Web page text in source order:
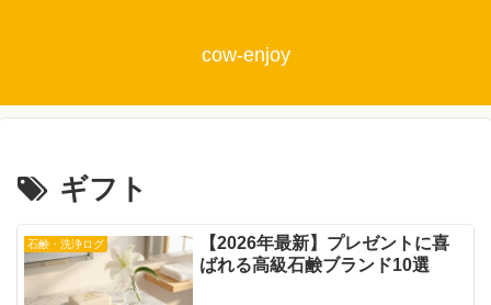
cow-enjoy
ギフト
石鹸・洗浄ログ
【2026年最新】プレゼントに喜
ばれる高級石鹸ブランド10選